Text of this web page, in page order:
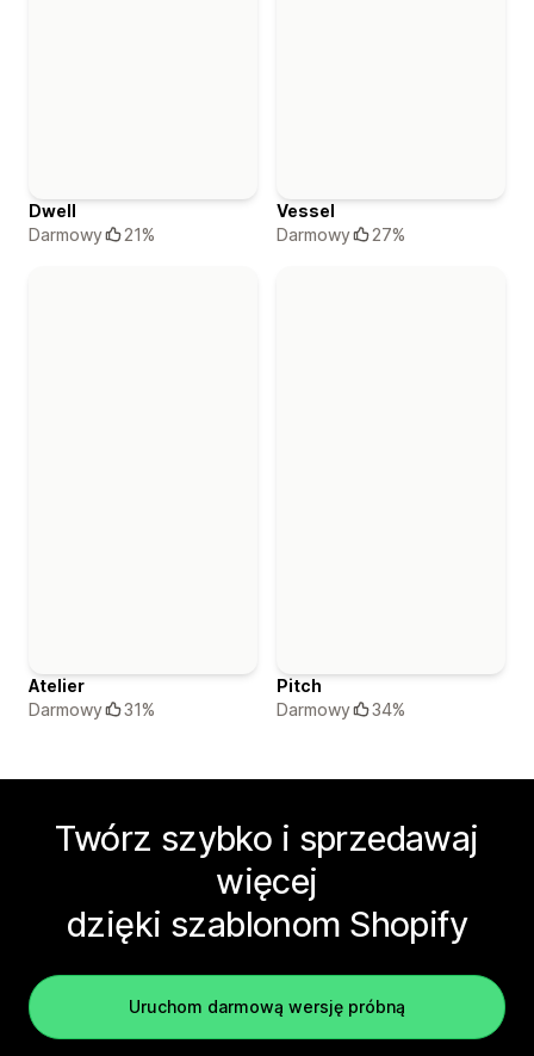
Dwell
Darmowy
21%
Vessel
Darmowy
27%
Atelier
Darmowy
31%
Pitch
Darmowy
34%
Twórz szybko i sprzedawaj
więcej
dzięki szablonom Shopify
Uruchom darmową wersję próbną